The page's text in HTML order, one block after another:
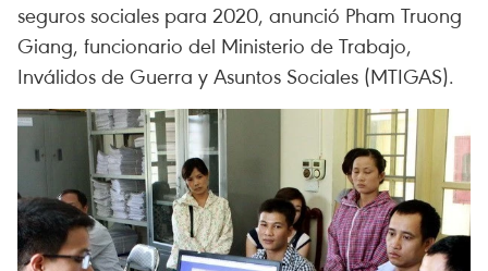
seguros sociales para 2020, anunció Pham Truong
Giang, funcionario del Ministerio de Trabajo,
Inválidos de Guerra y Asuntos Sociales (MTIGAS).